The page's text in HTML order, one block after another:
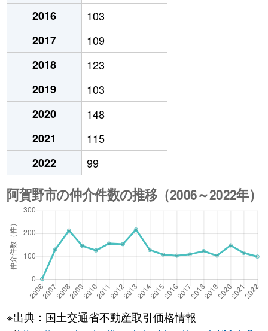
2016
103
2017
109
2018
123
2019
103
2020
148
2021
115
2022
99
※出典：国土交通省不動産取引価格情報